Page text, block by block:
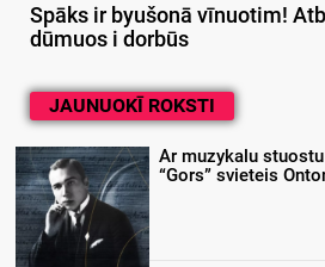
Spāks ir byušonā vīnuotim!
dūmuos i dorbūs
JAUNUOKĪ ROKSTI
Ar muzykalu
“Gors” svieteis